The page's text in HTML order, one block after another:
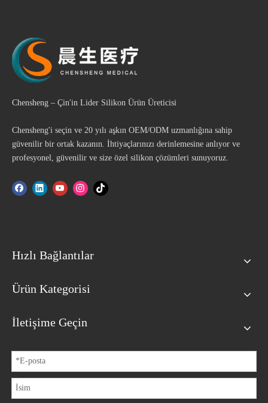
Chensheng – Çin'in Lider Silikon Ürün Üreticisi
Chensheng'i seçin ve 20 yılı aşkın OEM/ODM uzmanlığına sahip
güvenilir bir ortak kazanın. İhtiyaçlarınızı derinlemesine anlıyor ve
profesyonel, güvenilir ve size özel silikon çözümleri sunuyoruz.
Hızlı Bağlantılar
Ürün Kategorisi
İletişime Geçin